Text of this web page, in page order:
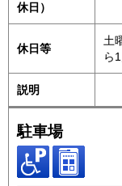
休日）
休日等
土
ら
説明
駐車場